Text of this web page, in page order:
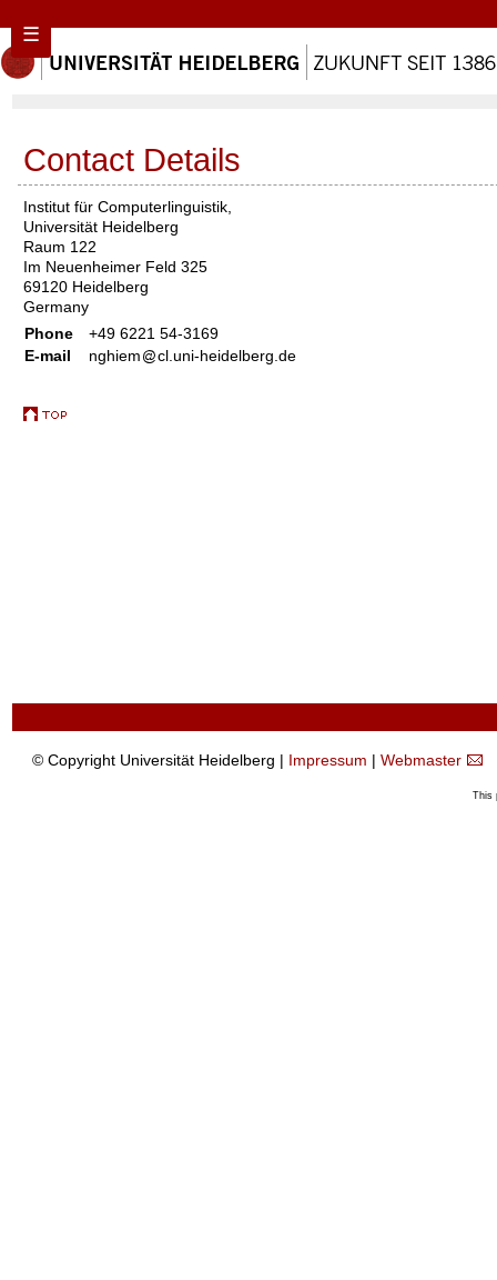
Contact Details
Institut für Computerlinguistik,
Universität Heidelberg
Raum 122
Im Neuenheimer Feld 325
69120 Heidelberg
Germany
Phone
+49 6221 54-3169
E-mail
nghiem cl.uni-heidelberg.de
© Copyright Universität Heidelberg | Impressum | Webmaster
This
☰